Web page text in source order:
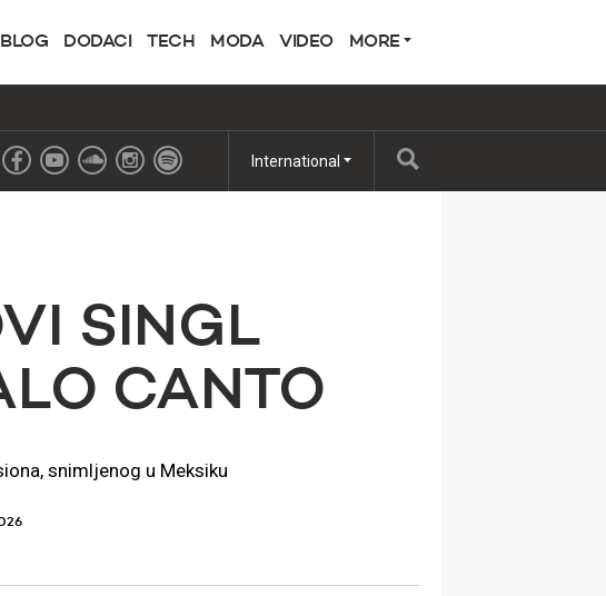
BLOG DODACI TECH MODA VIDEO MORE
International
SINGL
CANTO
snimljenog u Meksiku